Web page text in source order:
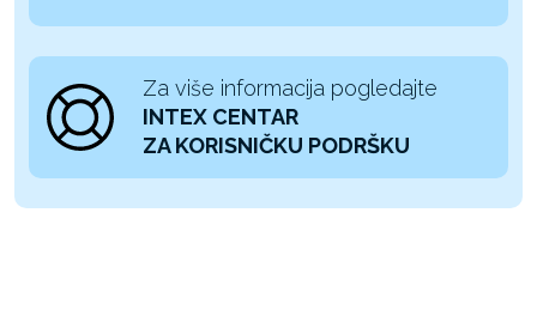
Za više informacija pogledajte
INTEX CENTAR
ZA KORISNIČKU PODRŠKU